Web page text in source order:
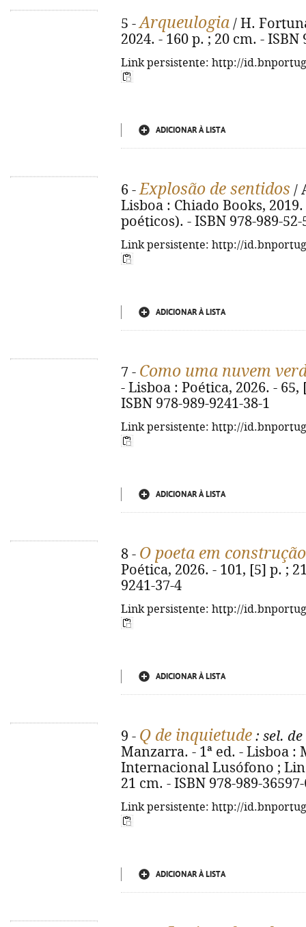
5 -Arqueulogia / H.
2024. - 160 p. ; 20 cm. - ISBN
Link persistente: http://
ADICIONAR À LISTA
6 -Explosão de sentidos /
Lisboa : Chiado Books,
poéticos). - ISBN 978-989-52-
Link persistente: http://
ADICIONAR À LISTA
7 - Como uma nuvem
- Lisboa : Poética, 2026. -
ISBN 978-989-9241-38-1
Link persistente: http://
ADICIONAR À LISTA
8 - O poeta em construção
Poética, 2026. - 101, [5] p. ;
9241-37-4
Link persistente: http://
ADICIONAR À LISTA
9 - Q de inquietude : sel.
Manzarra. - 1ª ed. - Lisboa
Internacional Lusófono ;
21 cm. - ISBN 978-989-
Link persistente: http://
ADICIONAR À LISTA